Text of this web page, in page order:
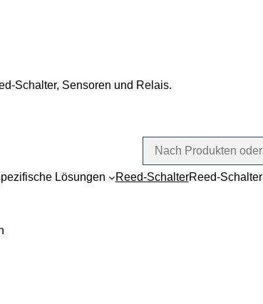
Schalter, Sensoren und Relais.
Lösungen Reed-SchalterReed-Schalter